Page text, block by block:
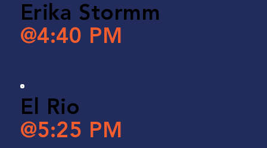
Erika Stormm
@4:40 PM
El Rio
@5:25 PM